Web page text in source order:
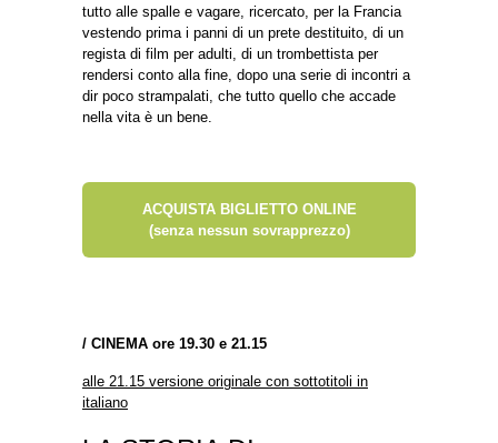
tutto alle spalle e vagare, ricercato, per la Francia
vestendo prima i panni di un prete destituito, di un
regista di film per adulti, di un trombettista per
rendersi conto alla fine, dopo una serie di incontri a
dir poco strampalati, che tutto quello che accade
nella vita è un bene.
ACQUISTA BIGLIETTO ONLINE
(senza nessun sovrapprezzo)
/ CINEMA ore 19.30 e 21.15
alle 21.15 versione originale con sottotitoli in
italiano